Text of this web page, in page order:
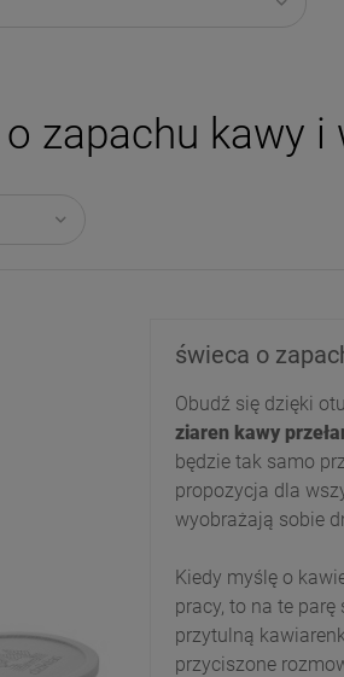
zapachu kawy
świeca o
Obudź się dzięki
ziaren kawy
będzie tak samo
propozycja dla
wyobrażają sobie
Kiedy myślę o
pracy, to na te
przytulną
przyciszone